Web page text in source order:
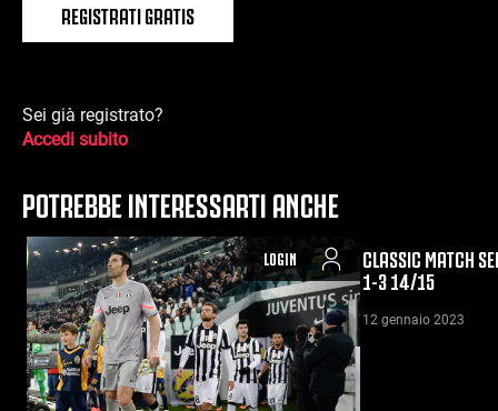
REGISTRATI GRATIS
Sei già registrato?
Accedi subito
POTREBBE INTERESSARTI ANCHE
LOGIN
CLASSIC MATCH
1-3 14/15
12 gennaio 2023